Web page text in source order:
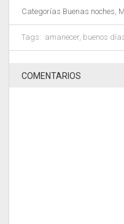
Categorías Buenas noches
Tags: amanecer, buenos
COMENTARIOS